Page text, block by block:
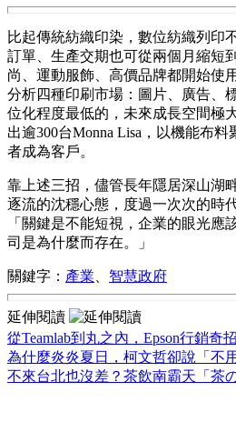
比起傳統紡織印染，數位紡織列印
訂單、生產交期也可從兩個月縮短
尚、運動服飾、高價品牌都開始使
分析四種印刷市場：圖片、廣告、
位化程度最低的，未來成長空間極
出逾300台Monna Lisa，以機能布
者成為客戶。
靠上述三招，儘管長年隱居深山湖
逐流的沈穩心態，度過一次次的時
「關鍵是不能短視，企業的眼光應
司是為什麼而存在。」
關鍵字： 產業 智慧政府
延伸閱讀
從Teamlab到丸之內，Epson行銷奇
為什麼炎炎夏日，柯文哲卻說「不
不來台北也沒差？茶飲南霸天「茶